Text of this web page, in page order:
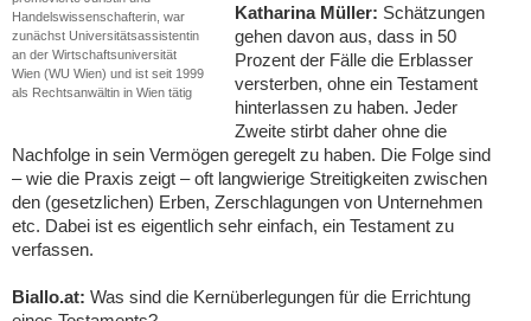
Handelswissenschafterin, war
zunächst Universitätsassistentin
an der Wirtschaftsuniversität
Wien (WU Wien) und ist seit 1999
als Rechtsanwältin in Wien tätig
Katharina Müller: Schätzungen
gehen davon aus, dass in 50
Prozent der Fälle die Erblasser
versterben, ohne ein Testament
hinterlassen zu haben. Jeder
Zweite stirbt daher ohne die
Nachfolge in sein Vermögen geregelt zu haben. Die Folge sind
– wie die Praxis zeigt – oft langwierige Streitigkeiten zwischen
den (gesetzlichen) Erben, Zerschlagungen von Unternehmen
etc. Dabei ist es eigentlich sehr einfach, ein Testament zu
verfassen.
Biallo.at: Was sind die Kernüberlegungen für die Errichtung